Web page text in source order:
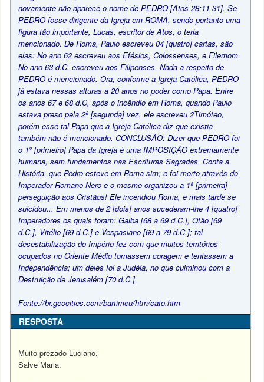
novamente não aparece o nome de PEDRO [Atos 28:11-31]. Se
PEDRO fosse dirigente da Igreja em ROMA, sendo portanto uma
figura tão importante, Lucas, escritor de Atos, o teria
mencionado. De Roma, Paulo escreveu 04 [quatro] cartas, são
elas: No ano 62 escreveu aos Efésios, Colossenses, e Filemom.
No ano 63 d.C. escreveu aos Filipenses. Nada a respeito de
PEDRO é mencionado. Ora, conforme a Igreja Católica, PEDRO
já estava nessas alturas a 20 anos no poder como Papa. Entre
os anos 67 e 68 d.C, após o incêndio em Roma, quando Paulo
estava preso pela 2ª [segunda] vez, ele escreveu 2Timóteo,
porém esse tal Papa que a Igreja Católica diz que existia
também não é mencionado. CONCLUSÃO: Dizer que PEDRO foi
o 1º [primeiro] Papa da Igreja é uma IMPOSIÇÃO extremamente
humana, sem fundamentos nas Escrituras Sagradas. Conta a
História, que Pedro esteve em Roma sim; e foi morto através do
Imperador Romano Nero e o mesmo organizou a 1ª [primeira]
perseguição aos Cristãos! Ele incendiou Roma, e mais tarde se
suicidou... Em menos de 2 [dois] anos sucederam-lhe 4 [quatro]
Imperadores os quais foram: Galba [68 a 69 d.C.], Otão [69
d.C.], Vitélio [69 d.C.] e Vespasiano [69 a 79 d.C.]; tal
desestabilização do Império fez com que muitos territórios
ocupados no Oriente Médio tomassem coragem e tentassem a
Independência; um deles foi a Judéia, no que culminou com a
Destruição de Jerusalém [70 d.C.].
Fonte://br.geocities.com/bartimeu/htm/cato.htm
RESPOSTA
Muito prezado Luciano,
Salve Maria.